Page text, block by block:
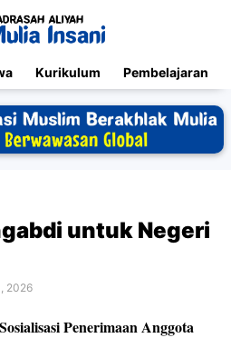
Kurikulum Pembelajaran
untuk Negeri
2026
Penerimaan Anggota